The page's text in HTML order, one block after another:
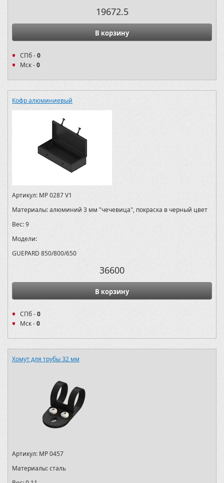
19672.5
В корзину
СПб -0
Мск -0
Кофр алюминиевый
Артикул: MP 0287 V1
Материалы:алюминий 3 мм "чечевица", покраска в черный цвет
Вес:9
Модели:
GUEPARD 850/800/650
36600
В корзину
СПб -0
Мск -0
Хомут для трубы 32 мм
Артикул: MP 0457
Материалы:сталь